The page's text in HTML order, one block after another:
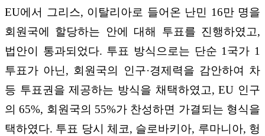
EU에서 그리스, 이탈리아로 들어온 난민 16만 명을
회원국에 할당하는 안에 대해 투표를 진행하였고,
법안이 통과되었다. 투표 방식으로는 단순 1국가 1
투표가 아닌, 회원국의 인구·경제력을 감안하여 차
등 투표권을 제공하는 방식을 채택하였고, EU 인구
의 65%, 회원국의 55%가 찬성하면 가결되는 형식을
택하였다. 투표 당시 체코, 슬로바키아, 루마니아, 헝